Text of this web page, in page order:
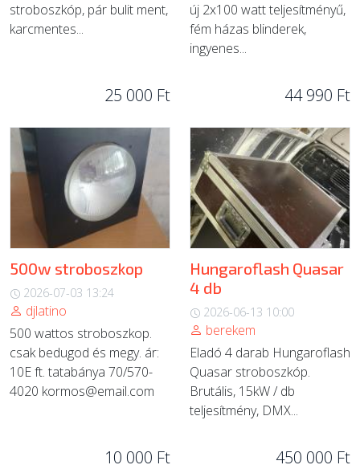
stroboszkóp, pár bulit ment,
karcmentes...
25 000 Ft
új 2x100 watt teljesítményű,
fém házas blinderek,
ingyenes...
44 990 Ft
500w stroboszkop
2026-07-03 13:24
djlatino
500 wattos stroboszkop.
csak bedugod és megy. ár:
10E ft. tatabánya 70/570-
4020 kormos@email.com
10 000 Ft
Hungaroflash Quasar
4 db
2026-06-13 10:00
berekem
Eladó 4 darab Hungaroflash
Quasar stroboszkóp.
Brutális, 15kW / db
teljesítmény, DMX...
450 000 Ft